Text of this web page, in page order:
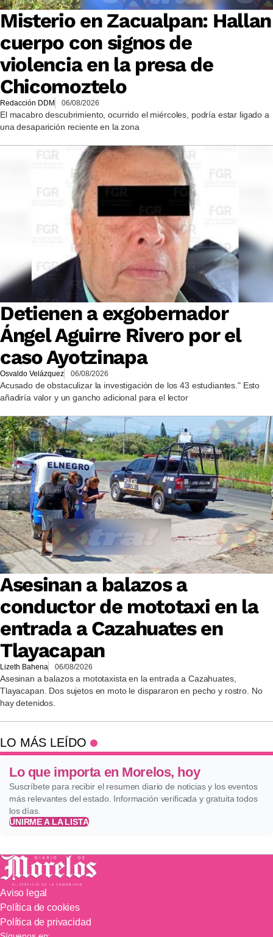
Misterio en Zacualpan: Hallan
cuerpo con signos de
violencia en la presa de
Chicomoztelo
Redacción DDM 06/08/2026
El macabro descubrimiento, ocurrido el miércoles, podría estar ligado a
una desaparición reciente en la zona
Detienen a exgobernador
Ángel Aguirre Rivero por el
caso Ayotzinapa
Osvaldo Velázquez 06/08/2026
Acusado de obstaculizar la investigación de los 43 estudiantes." Esto
añadiría valor y un gancho adicional para el lector
Asesinan a balazos a
conductor de mototaxi en la
entrada a Cazahuates en
Tlayacapan
Lizeth Bahena 06/08/2026
Asesinan a balazos a mototaxista en la entrada a Cazahuates,
Tlayacapan. Dos sujetos en moto le dispararon en pecho y rostro. No
hay detenidos.
LO MÁS LEÍDO
Lo que importa en Morelos, hoy
Suscríbete para recibir el resumen diario de noticias y los eventos
más relevantes del estado. Información verificada y gratuita todos
los días.
UNIRME A LA LISTA
Aviso legal
Política de cookies
Política de privacidad